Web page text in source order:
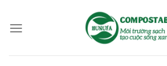
content